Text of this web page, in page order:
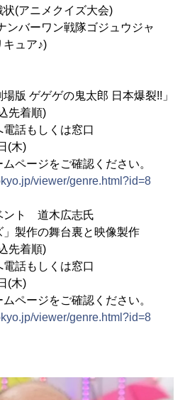
状(アニメクイズ大会)
ンバーワン戦隊ゴジュウジャ
キュア♪)
版 ゲゲゲの鬼太郎 日本爆裂!!」
先着順)
話もしくは窓口
(木)
ページをご確認ください。
viewer/genre.html?id=8
ント 道木広志氏
」製作の舞台裏と映像製作
先着順)
話もしくは窓口
(木)
ページをご確認ください。
viewer/genre.html?id=8